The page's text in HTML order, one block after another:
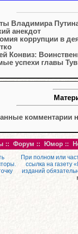
Владимира
анекдот
коррупции в
Конвиз:
успехи главы
комментарии
:: Форум :: Юмор ::
При полном или
ссылка на газету
изданий